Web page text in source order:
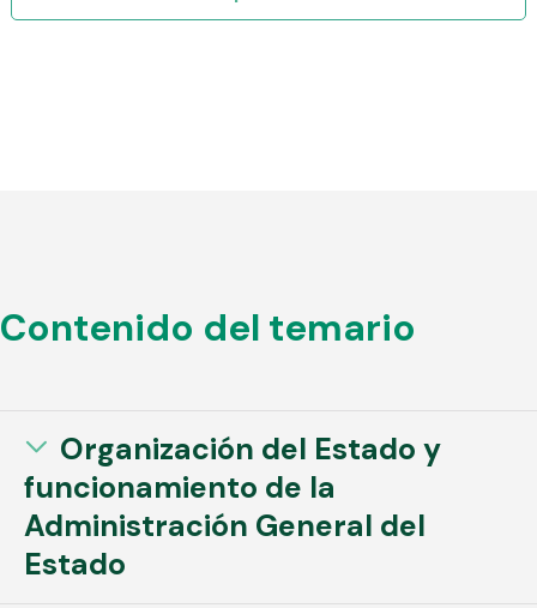
Contenido del temario
Organización del Estado y
funcionamiento de la
Administración General del
Estado